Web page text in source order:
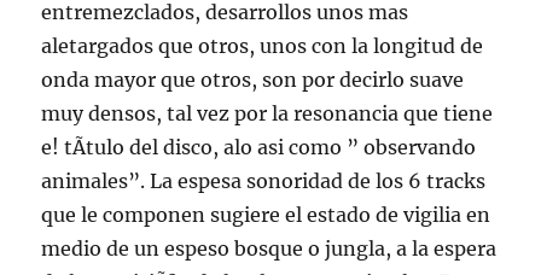
entremezclados, desarrollos unos mas
aletargados que otros, unos con la longitud de
onda mayor que otros, son por decirlo suave
muy densos, tal vez por la resonancia que tiene
e! tÃ­tulo del disco, alo asi como ” observando
animales”. La espesa sonoridad de los 6 tracks
que le componen sugiere el estado de vigilia en
medio de un espeso bosque o jungla, a la espera